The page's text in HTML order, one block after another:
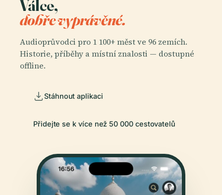
Válce,
dobře vyprávěné.
Audioprůvodci pro 1 100+ měst ve 96 zemích.
Historie, příběhy a místní znalosti — dostupné
offline.
Stáhnout aplikaci
Přidejte se k více než 50 000 cestovatelů